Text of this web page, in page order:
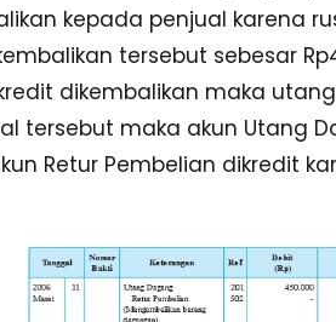
kepada penjual karena
tersebut sebesar
dikembalikan maka
tersebut maka akun Utang
Retur Pembelian dikredit